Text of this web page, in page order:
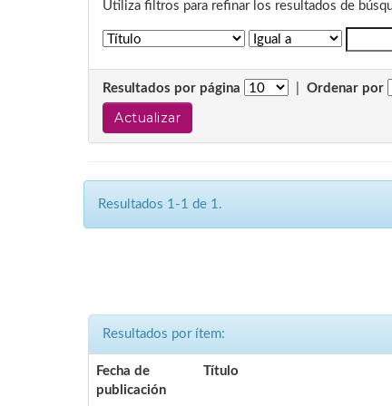
Utiliza filtros para refinar los resultados de
Resultados por página Ordenar por
Resultados 1-1 de 1.
Resultados por ítem:
Fecha de
publicación
Título